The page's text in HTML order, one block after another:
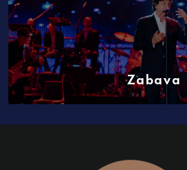
Zabava
(101)